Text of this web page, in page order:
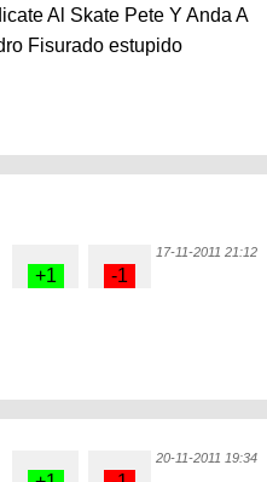
Al Skate Pete Y Anda A
Fisurado estupido
17-11-2011 21:12
20-11-2011 19:34